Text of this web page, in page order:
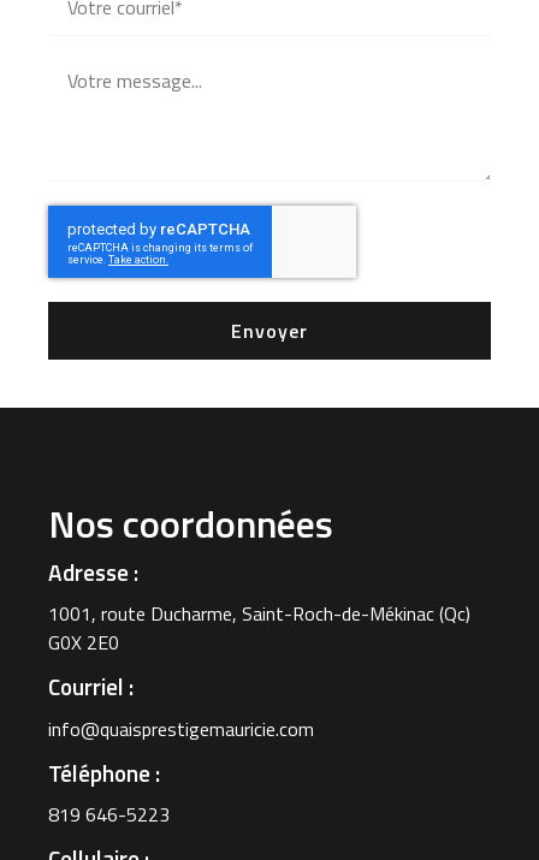
Envoyer
Nos coordonnées
Adresse :
1001, route Ducharme, Saint-Roch-de-Mékinac (Qc)
G0X 2E0
Courriel :
info@quaisprestigemauricie.com
Téléphone :
819 646-5223